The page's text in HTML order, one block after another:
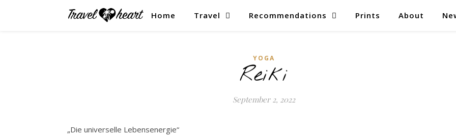
Home Travel Recommendations Prints About
YOGA
Reiki
September 2, 2022
„Die universelle Lebensenergie“